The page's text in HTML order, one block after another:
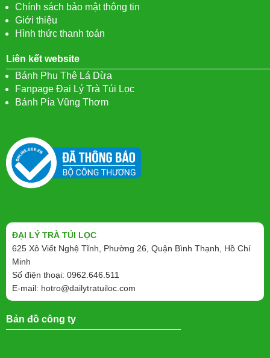
Chính sách bảo mật thông tin
Giới thiệu
Hình thức thanh toán
Liên kết website
Bánh Phu Thê Lá Dừa
Fanpage Đại Lý Trà Túi Lọc
Bánh Pía Vũng Thơm
ĐẠI LÝ TRÀ TÚI LỌC
625 Xô Viết Nghệ Tĩnh, Phường 26, Quận Bình Thạnh, Hồ Chí
Minh
Số điện thoại: 0962.646.511
E-mail: hotro@dailytratuiloc.com
Bản đồ công ty